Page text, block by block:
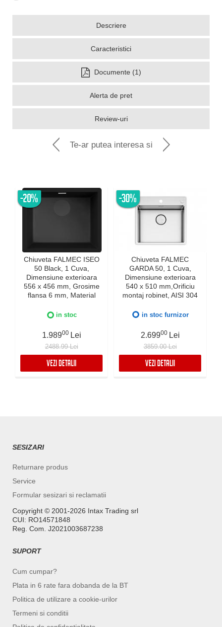
Descriere
Caracteristici
Documente (1)
Alerta de pret
Review-uri
Te-ar putea interesa si
-20%
Chiuveta FALMEC ISEO
50 Black, 1 Cuva,
Dimensiune exterioara
556 x 456 mm, Grosime
flansa 6 mm, Material
Preaplin Perimetral,
blat
in stoc
1.98900 Lei
2488.99 Lei
VEZI DETALII
-30%
Chiuveta FALMEC
GARDA 50, 1 Cuva,
Dimensiune exterioara
540 x 510 mm,Orificiu
montaj robinet, AISI 304
12mm, Supapa de golire
zgomot, Sistem drenaj
FALMEC, Instalare flush
sau pe blat
in stoc furnizor
2.69900 Lei
3859.00 Lei
VEZI DETALII
SESIZARI
Returnare produs
Service
Formular sesizari si reclamatii
Copyright ©️ 2001-2026 Intax Trading srl
CUI: RO14571848
Reg. Com. J2021003687238
SUPORT
Cum cumpar?
Plata in 6 rate fara dobanda de la BT
Politica de utilizare a cookie-urilor
Termeni si conditii